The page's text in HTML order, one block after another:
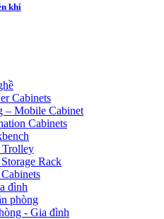
khí
Cabinets
– Mobile Cabinet
Cabinets
Trolley
Rack
đình
phòng
- Gia đình